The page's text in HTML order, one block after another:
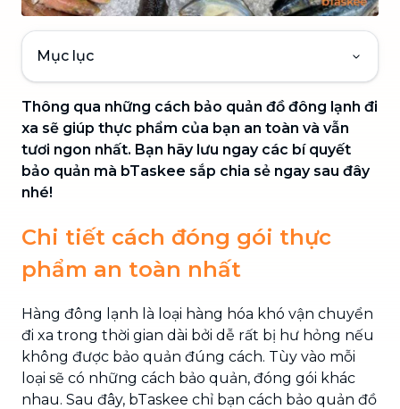
Mục lục
Thông qua những cách bảo quản đồ đông lạnh đi
xa sẽ giúp thực phẩm của bạn an toàn và vẫn
tươi ngon nhất. Bạn hãy lưu ngay các bí quyết
bảo quản mà bTaskee sắp chia sẻ ngay sau đây
nhé!
Chi tiết cách đóng gói thực
phẩm an toàn nhất
Hàng đông lạnh là loại hàng hóa khó vận chuyển
đi xa trong thời gian dài bởi dễ rất bị hư hỏng nếu
không được bảo quản đúng cách. Tùy vào mỗi
loại sẽ có những cách bảo quản, đóng gói khác
nhau. Sau đây, bTaskee chỉ bạn cách bảo quản đồ